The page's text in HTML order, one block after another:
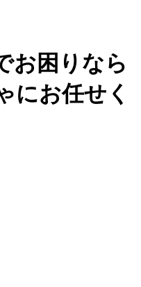
お困りなら
にお任せく